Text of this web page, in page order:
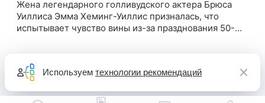
Жена легендарного голливудского актера Брюса
Уиллиса Эмма Хеминг-Уиллис призналась, что
испытывает чувство вины из-за празднования 50-
Используем технологии рекомендаций